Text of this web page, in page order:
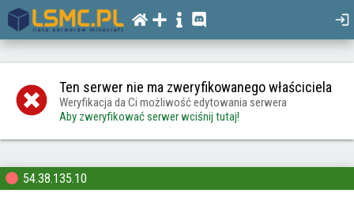
Ten serwer nie ma zweryfikowanego właściciela
Weryfikacja da Ci możliwość edytowania serwera
Aby zweryfikować serwer wciśnij tutaj!
54.38.135.10